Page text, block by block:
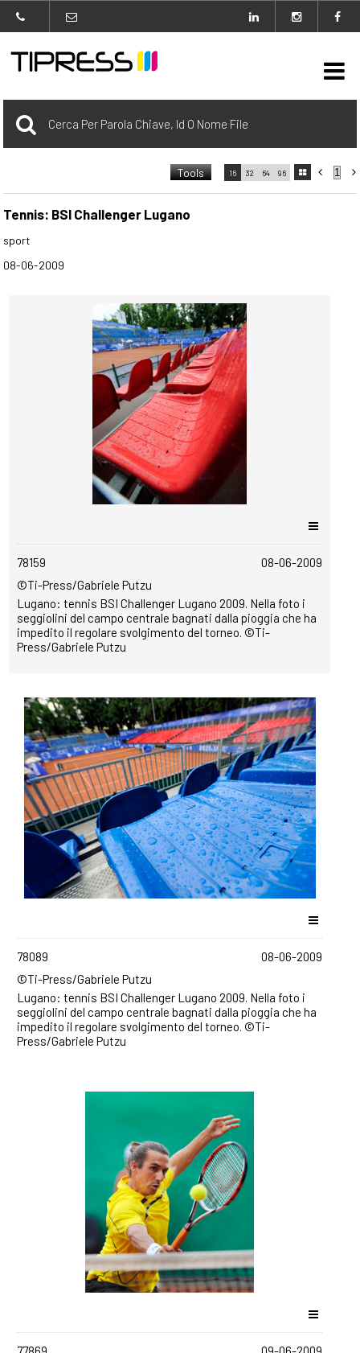
Archivio
carrello
Agenzia
copyrightfree

 
16 32 64 96 
Tools
0 Selezionato
Tennis: BSI Challenger Lugano
sport
08-06-2009
78159
08-06-2009
©Ti-Press/Gabriele Putzu
Lugano: tennis BSI Challenger Lugano 2009. Nella foto i
seggiolini del campo centrale bagnati dalla pioggia che ha
impedito il regolare svolgimento del torneo. ©Ti-
Press/Gabriele Putzu
78089
08-06-2009
©Ti-Press/Gabriele Putzu
Lugano: tennis BSI Challenger Lugano 2009. Nella foto i
seggiolini del campo centrale bagnati dalla pioggia che ha
impedito il regolare svolgimento del torneo. ©Ti-
Press/Gabriele Putzu